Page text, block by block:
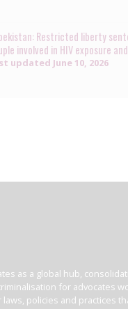
Restricted liberty
involved in HIV exposure
updated June 10, 2026
as a global hub,
for advocates
laws, policies and practices